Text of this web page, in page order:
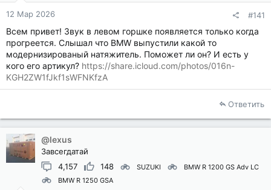
12 Мар 2026 #141
Всем привет! Звук в левом горшке появляется только когда
прогреется. Слышал что BMW выпустили какой то
модернизированый натяжитель. Поможет ли он? И есть у
кого его артикул? https://share.icloud.com/photos/016n-
KGH2ZW1fJkf1sWFNKfzA
Ответить
@lexus
Завсегдатай
4,157
148 SUZUKI
BMW R 1200 GS Adv LC
BMW R 1250 GSA